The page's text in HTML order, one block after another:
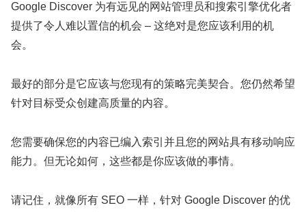
Google Discover 为有远见的网站管理员和搜索引擎优化者
提供了令人难以置信的机会 – 这绝对是您应该利用的机
会。
最好的部分是它应该与您现有的策略完美契合。您仍然希望
针对目标受众创建高质量的内容。
您需要确保您的内容已编入索引并且您的网站具有移动响应
能力。但无论如何，这些都是你应该做的事情。
请记住，就像所有 SEO 一样，针对 Google Discover 的优